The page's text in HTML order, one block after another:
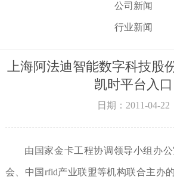
公司新闻
行业新闻
上海阿法迪智能数字科技股
凯时平台入口
日期：2011-04-22
由国家金卡工程协调领导小组办公
会、中国rfid产业联盟等机构联合主办